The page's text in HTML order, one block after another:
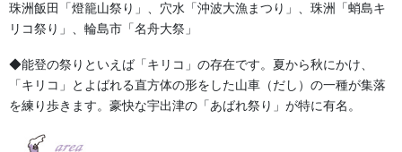
珠洲飯田「燈籠山祭り」、穴水「沖波大漁まつり」、珠洲「蛸島キ
リコ祭り」、輪島市「名舟大祭」
◆能登の祭りといえば「キリコ」の存在です。夏から秋にかけ、
「キリコ」とよばれる直方体の形をした山車（だし）の一種が集落
を練り歩きます。豪快な宇出津の「あばれ祭り」が特に有名。